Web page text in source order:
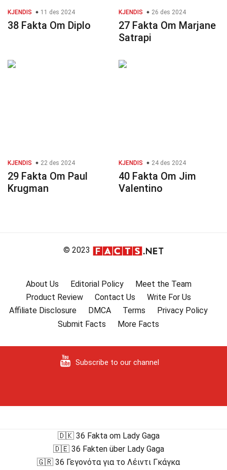
KJENDIS 11 des 2024
38 Fakta Om Diplo
KJENDIS 26 des 2024
27 Fakta Om Marjane
Satrapi
KJENDIS 22 des 2024
29 Fakta Om Paul
Krugman
KJENDIS 24 des 2024
40 Fakta Om Jim
Valentino
© 2023
About Us Editorial Policy
Meet the Team
Product Review
Contact Us
Write For Us
Affiliate Disclosure
DMCA Terms
Privacy Policy
Submit Facts
More Facts
Subscribe to our channel
🇩🇰 36 Fakta om Lady Gaga
🇩🇪 36 Fakten über Lady Gaga
🇬🇷 36 Γεγονότα για το Λέιντι Γκάγκα